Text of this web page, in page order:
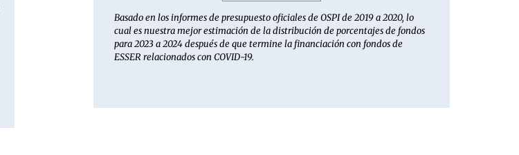
Basado en los informes de presupuesto oficiales de OSPI de 2019 a 2020, lo
cual es nuestra mejor estimación de la distribución de porcentajes de fondos
para 2023 a 2024 después de que termine la financiación con fondos de
ESSER relacionados con COVID-19.